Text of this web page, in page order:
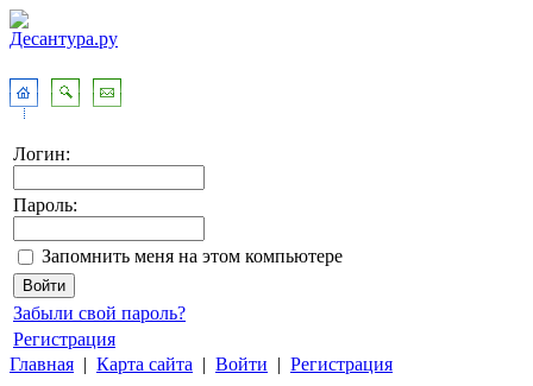
Логин:
Пароль:
Запомнить меня на этом компьютере
Забыли свой пароль?
Регистрация
Главная | Карта сайта | Войти | Регистрация